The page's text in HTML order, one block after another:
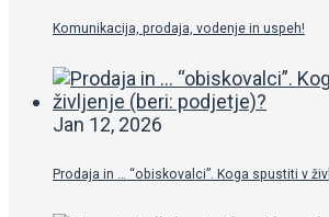
Komunikacija, prodaja, vodenje in uspeh!
Jan 12, 2026
Prodaja in … “obiskovalci”. Koga spustiti v